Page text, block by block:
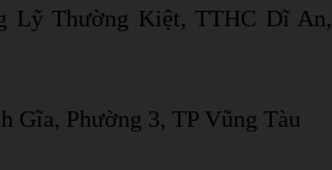
Lỹ Thường Kiệt, TTHC Dĩ An,
Gĩa, Phường 3, TP Vũng Tàu